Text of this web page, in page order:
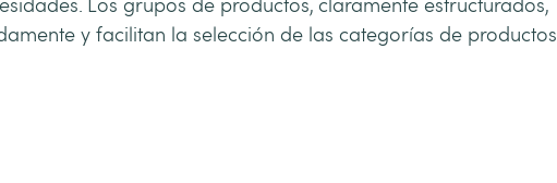
Los grupos de productos, claramente estructurados,
y facilitan la selección de las categorías de productos